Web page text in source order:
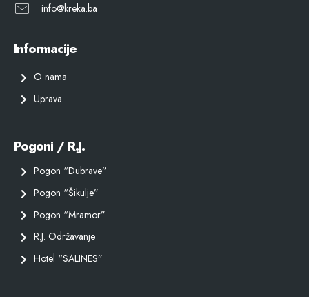
info@kreka.ba
Informacije
O nama
Uprava
Pogoni / R.J.
Pogon “Dubrave”
Pogon “Šikulje”
Pogon “Mramor”
R.J. Održavanje
Hotel “SALINES”